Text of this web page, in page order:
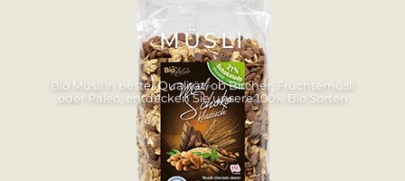
MÜSLI
Bio Müsli in bester Qualität, ob Bircher, Früchtemüsli
oder Paleo, entdecken Sie unsere 100% Bio Sorten